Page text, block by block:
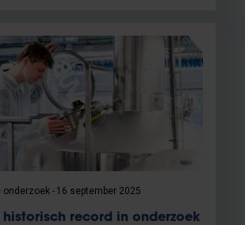
onderzoek 16 september 2025
historisch record in onderzoek